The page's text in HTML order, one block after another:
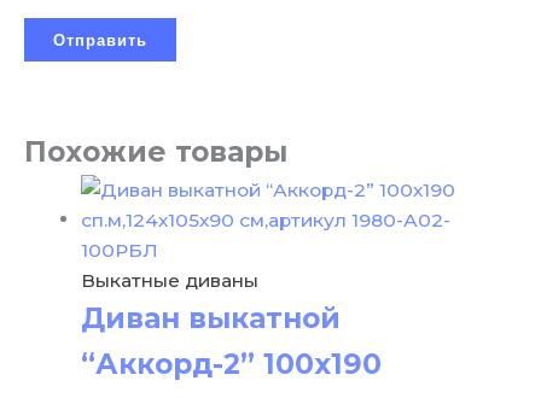
Похожие товары
Выкатные диваны
Диван выкатной
“Аккорд-2” 100х190